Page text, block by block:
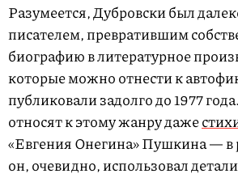
Разумеется, Дубровски был
писателем, превратившим
биографию в литературное
которые можно отнести к
публиковали задолго до 1977
относят к этому жанру даже
«Евгения Онегина» Пушкина — в
он, очевидно, использовал